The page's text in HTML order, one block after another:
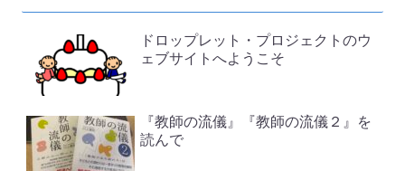
ドロップレット・プロジェクトのウ
ェブサイトへようこそ
『教師の流儀』『教師の流儀２』を
読んで